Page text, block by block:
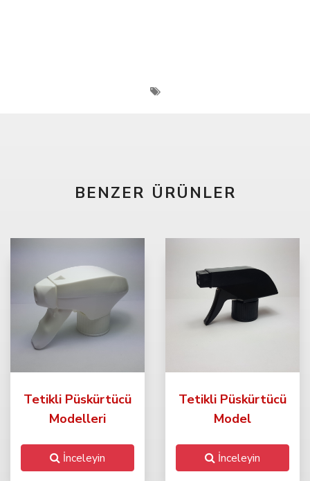
BENZER ÜRÜNLER
Tetikli Püskürtücü
Modelleri
İnceleyin
Tetikli Püskürtücü
Model
İnceleyin